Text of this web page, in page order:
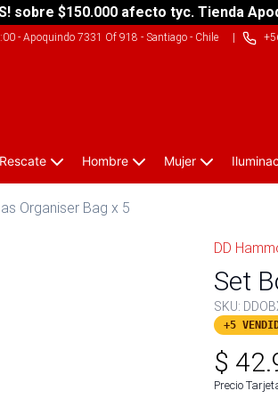
sobre $150.000 afecto tyc. Tienda
- Apoquindo 7331 Of 918 - Santiago - Chile|
Hombre Mujer
Organiser Bag x 5
DD
Set
SKU:
+5
$
Precio